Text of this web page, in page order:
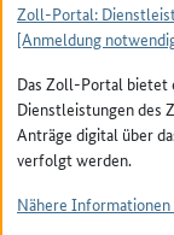
Zoll-Portal:
[Anmeldung
Das Zoll-Portal bietet
Dienstleistungen des
Anträge digital über
verfolgt werden.
Nähere